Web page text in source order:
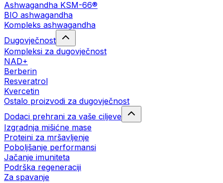
Ashwagandha KSM-66®
BIO ashwagandha
Kompleks ashwagandha
Dugovječnost
Kompleksi za dugovječnost
NAD+
Berberin
Resveratrol
Kvercetin
Ostalo proizvodi za dugovječnost
Dodaci prehrani za vaše ciljeve
Izgradnja mišićne mase
Proteini za mršavljenje
Poboljšanje performansi
Jačanje imuniteta
Podrška regeneraciji
Za spavanje